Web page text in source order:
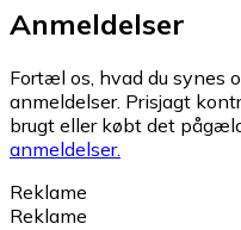
Anmeldelser
Fortæl os, hvad du synes
anmeldelser. Prisjagt
brugt eller købt det
anmeldelser.
Reklame
Reklame